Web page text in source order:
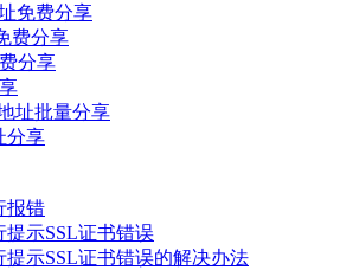
免费分享
费分享
分享
址批量分享
分享
报错
提示SSL证书错误
提示SSL证书错误的解决办法